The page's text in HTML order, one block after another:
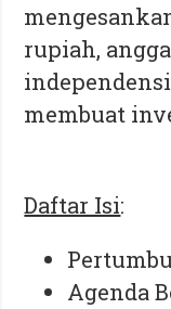
rupiah,
membuat
Daftar Isi:
Agenda